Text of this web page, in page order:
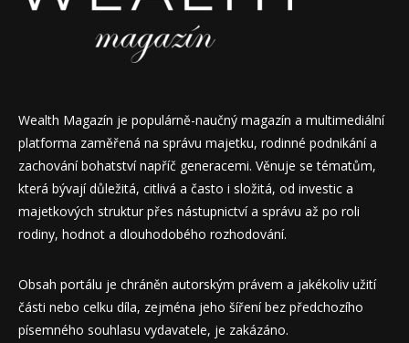
Wealth Magazín je populárně-naučný magazín a multimediální
platforma zaměřená na správu majetku, rodinné podnikání a
zachování bohatství napříč generacemi. Věnuje se tématům,
která bývají důležitá, citlivá a často i složitá, od investic a
majetkových struktur přes nástupnictví a správu až po roli
rodiny, hodnot a dlouhodobého rozhodování.
Obsah portálu je chráněn autorským právem a jakékoliv užití
části nebo celku díla, zejména jeho šíření bez předchozího
písemného souhlasu vydavatele, je zakázáno.